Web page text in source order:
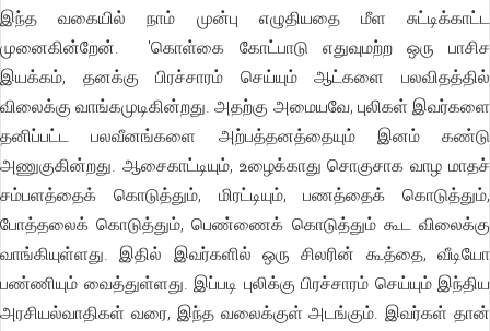
இந்த வகையில் நாம் முன்பு எழுதியதை மீள சுட்டிக்காட்ட
முனைகின்றேன். 'கொள்கை கோட்பாடு எதுவுமற்ற ஒரு பாசிச
இயக்கம், தனக்கு பிரச்சாரம் செய்யும் ஆட்களை பலவிதத்தில்
விலைக்கு வாங்கமுடிகின்றது. அதற்கு அமையவே, புலிகள் இவர்களை
தனிப்பட்ட பலவீனங்களை அற்பத்தனத்தையும் இனம் கண்டு
அணுகுகின்றது. ஆசைகாட்டியும், உழைக்காது சொகுசாக வாழ மாதச்
சம்பளத்தைக் கொடுத்தும், மிரட்டியும், பணத்தைக் கொடுத்தும்,
போத்தலைக் கொடுத்தும், பெண்ணைக் கொடுத்தும் கூட விலைக்கு
வாங்கியுள்ளது. இதில் இவர்களில் ஒரு சிலரின் கூத்தை, வீடியோ
பண்ணியும் வைத்துள்ளது. இப்படி புலிக்கு பிரச்சாரம் செய்யும் இந்திய
அரசியல்வாதிகள் வரை, இந்த வலைக்குள் அடங்கும். இவர்கள் தான்